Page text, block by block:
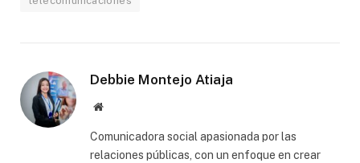
Debbie Montejo Atiaja
Website
Comunicadora social apasionada por las
relaciones públicas, con un enfoque en crear